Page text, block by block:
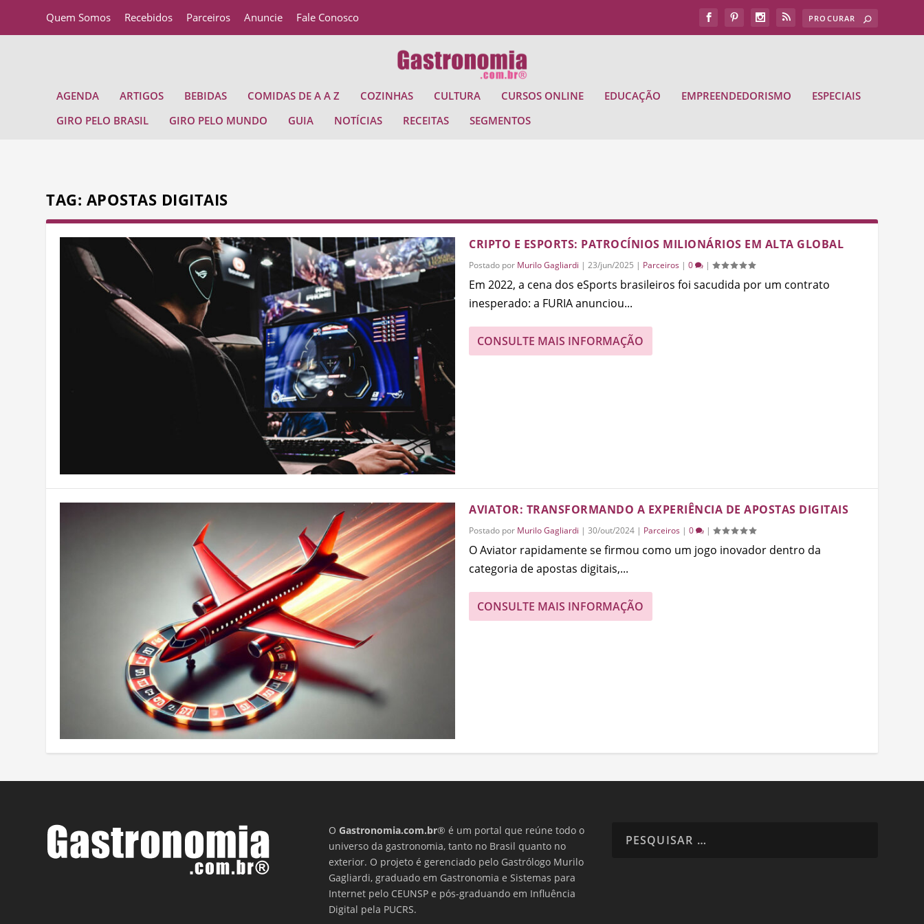
Quem Somos Recebidos Parceiros Anuncie Fale Conosco
AGENDA ARTIGOS BEBIDAS COMIDAS DE A A Z COZINHAS CULTURA CURSOS ONLINE EDUCAÇÃO EMPREENDEDORISMO
ESPECIAIS
GIRO PELO BRASIL
GIRO PELO MUNDO GUIA NOTÍCIAS RECEITAS SEGMENTOS
TAG: APOSTAS DIGITAIS
CRIPTO E ESPORTS: PATROCÍNIOS MILIONÁRIOS EM ALTA GLOBAL
Postado por Murilo Gagliardi | 23/jun/2025 | Parceiros | 0 |
Em 2022, a cena dos eSports brasileiros foi sacudida por um contrato
inesperado: a FURIA anunciou...
CONSULTE MAIS INFORMAÇÃO
AVIATOR: TRANSFORMANDO A EXPERIÊNCIA DE APOSTAS DIGITAIS
Postado por Murilo Gagliardi | 30/out/2024 | Parceiros | 0 |
O Aviator rapidamente se firmou como um jogo inovador dentro da
categoria de apostas digitais,...
CONSULTE MAIS INFORMAÇÃO
OGastronomia.com.br® é um portal que reúne todo o
universo da gastronomia, tanto no Brasil quanto no
exterior. O projeto é gerenciado pelo Gastrólogo Murilo
Gagliardi, graduado em Gastronomia e Sistemas para
Internet pelo CEUNSP e pós-graduando em Influência
Digital pela PUCRS.